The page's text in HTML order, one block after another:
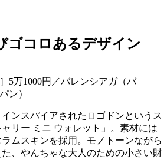
ゴコロあるデザイン
］5万1000円／バレンシアガ（バ
ン）
ンスパイアされたロゴドンというス
リー ミニ ウォレット」。素材には
ムスキンを採用。モノトーンながら
、やんちゃな大人のための小さい財